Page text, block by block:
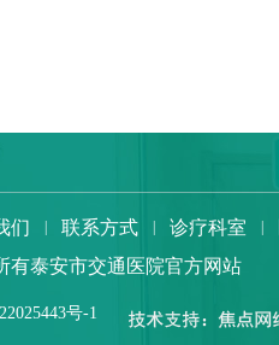
们 | 联系方式 | 诊疗科室 |
有泰安市交通医院官方网站
号-1